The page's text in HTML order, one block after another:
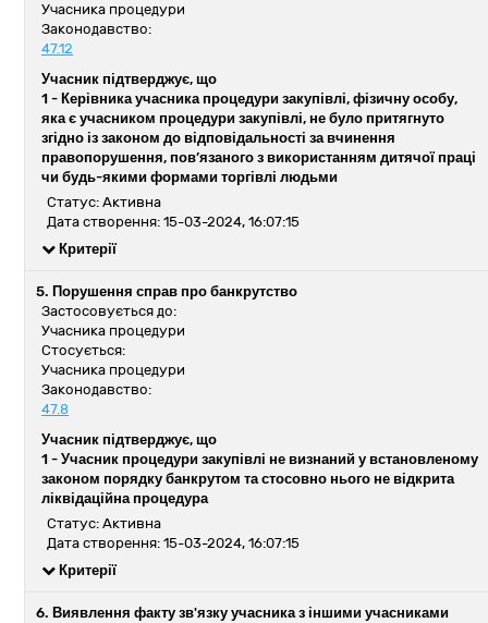
Учасника процедури
Законодавство:
47.12
Учасник підтверджує, що
1 - Керівника учасника процедури закупівлі, фізичну особу,
яка є учасником процедури закупівлі, не було притягнуто
згідно із законом до відповідальності за вчинення
правопорушення, пов’язаного з використанням дитячої праці
чи будь-якими формами торгівлі людьми
Статус: Активна
Дата створення: 15-03-2024, 16:07:15
Критерії
5. Порушення справ про банкрутство
Застосовується до:
Учасника процедури
Стосується:
Учасника процедури
Законодавство:
47.8
Учасник підтверджує, що
1 - Учасник процедури закупівлі не визнаний у встановленому
законом порядку банкрутом та стосовно нього не відкрита
ліквідаційна процедура
Статус: Активна
Дата створення: 15-03-2024, 16:07:15
Критерії
6. Виявлення факту зв'язку учасника з іншими учасниками